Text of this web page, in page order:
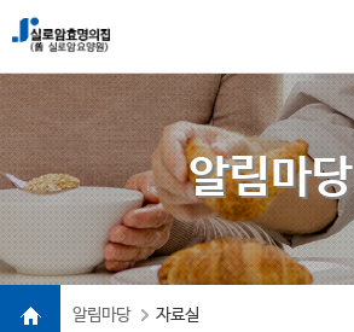
알림마당
알림마당 자료실